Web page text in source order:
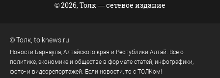
© 2026, Толк — сетевое издание
©Толк tolknews.ru
Новости Барнаула, Алтайского края и Республики Алтай. Все о
политике, экономике и обществе в формате статей, инфографики,
фото- и видеорепортажей. Если новости, то с ТОЛКом!